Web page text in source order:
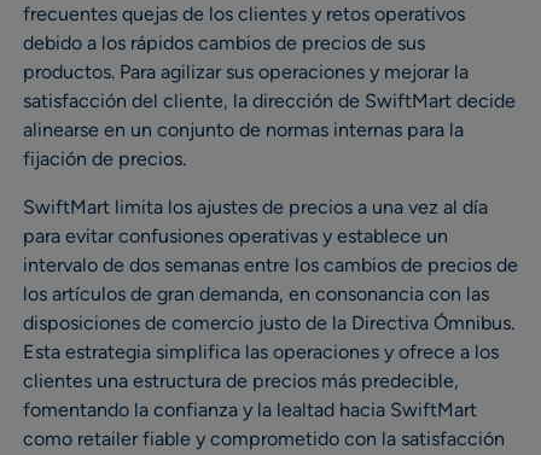
frecuentes quejas de los clientes y retos operativos
debido a los rápidos cambios de precios de sus
productos. Para agilizar sus operaciones y mejorar la
satisfacción del cliente, la dirección de SwiftMart decide
alinearse en un conjunto de normas internas para la
fijación de precios.
SwiftMart limita los ajustes de precios a una vez al día
para evitar confusiones operativas y establece un
intervalo de dos semanas entre los cambios de precios de
los artículos de gran demanda, en consonancia con las
disposiciones de comercio justo de la Directiva Ómnibus.
Esta estrategia simplifica las operaciones y ofrece a los
clientes una estructura de precios más predecible,
fomentando la confianza y la lealtad hacia SwiftMart
como retailer fiable y comprometido con la satisfacción